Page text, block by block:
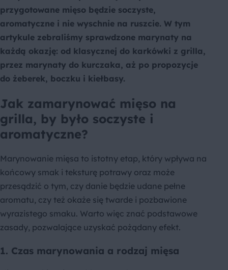
przygotowane mięso będzie soczyste,
aromatyczne i nie wyschnie na ruszcie. W tym
artykule zebraliśmy sprawdzone marynaty na
każdą okazję: od klasycznej do karkówki z grilla,
przez marynaty do kurczaka, aż po propozycje
do żeberek, boczku i kiełbasy.
Jak zamarynować mięso na
grilla, by było soczyste i
aromatyczne?
Marynowanie mięsa to istotny etap, który wpływa na
końcowy smak i teksturę potrawy oraz może
przesądzić o tym, czy danie będzie udane pełne
aromatu, czy też okaże się twarde i pozbawione
wyrazistego smaku. Warto więc znać podstawowe
zasady, pozwalające uzyskać pożądany efekt.
1. Czas marynowania a rodzaj mięsa